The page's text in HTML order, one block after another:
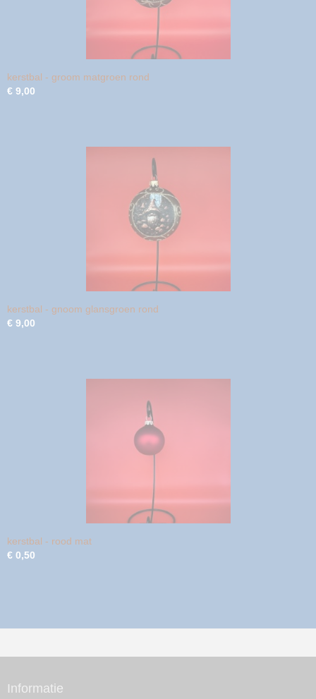
kerstbal - groom matgroen rond
€ 9,00
kerstbal - gnoom glansgroen rond
€ 9,00
kerstbal - rood mat
€ 0,50
Informatie